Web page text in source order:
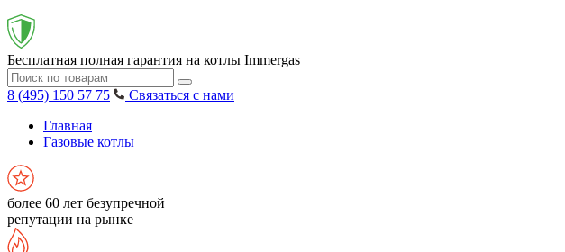
Бесплатная полная гарантия на котлы Immergas
8 (495) 150 57 75
Связаться с нами
Главная
Газовые котлы
более 60 лет безупречной
репутации на рынке